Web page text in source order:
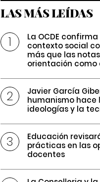
LAS MÁS LEÍDAS
La OCDE
contexto social
más que las
orientación como
Javier García
humanismo hace
ideologías y la
Educación
prácticas en las
docentes